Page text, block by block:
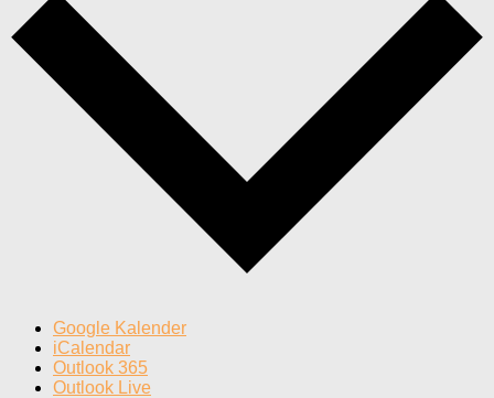
Google Kalender
iCalendar
Outlook 365
Outlook Live